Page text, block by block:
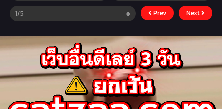
Prev Next